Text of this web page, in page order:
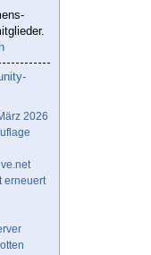
2026
erneuert